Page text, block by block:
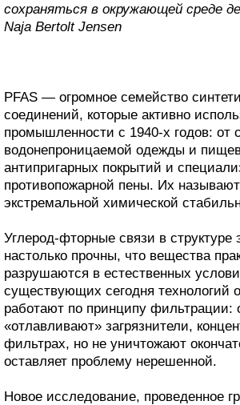
сохраняться в окружающей среде
Naja Bertolt Jensen
PFAS — огромное семейство
соединений, которые активно
промышленности с 1940-х годов: от
водонепроницаемой одежды и
антипригарных покрытий и
противопожарной пены. Их
экстремальной химической
Углерод-фторные связи в структуре
настолько прочны, что вещества
разрушаются в естественных
существующих сегодня технологий
работают по принципу фильтрации:
«отлавливают» загрязнители,
фильтрах, но не уничтожают
оставляет проблему нерешенной.
Новое исследование, проведенное